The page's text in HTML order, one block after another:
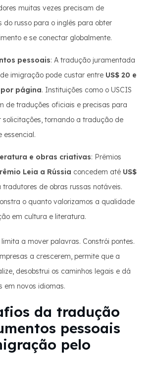
muitas vezes precisam de
do russo para o inglês para obter
e se conectar globalmente.
pessoais: A tradução juramentada
imigração pode custar entre US$ 20 e
por página. Instituições como o USCIS
de traduções oficiais e precisas para
solicitações, tornando a tradução de
essencial.
e obras criativas: Prêmios
Leia a Rússia concedem até US$
tradutores de obras russas notáveis.
o quanto valorizamos a qualidade
em cultura e literatura.
a mover palavras. Constrói pontes.
a crescerem, permite que a
desobstrui os caminhos legais e dá
em novos idiomas.
da tradução
pessoais
pelo